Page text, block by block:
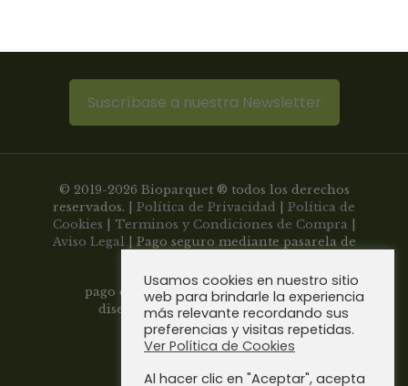
Suscríbase a nuestra Newsletter
© 2019-2026 Bioparquet ® todos los derechos
reservados. | Política de Privacidad
Política de
Cookies
Terminos y Condiciones de Compra
Aviso Legal| Pago seguro mediante pasarela de
pago con tarjeta
diseño websiscomultimedia.com
Sevilla - España
Usamos cookies en nuestro sitio
web para brindarle la experiencia
más relevante recordando sus
preferencias y visitas repetidas.
Ver Política de Cookies
Al hacer clic en "Aceptar", acepta